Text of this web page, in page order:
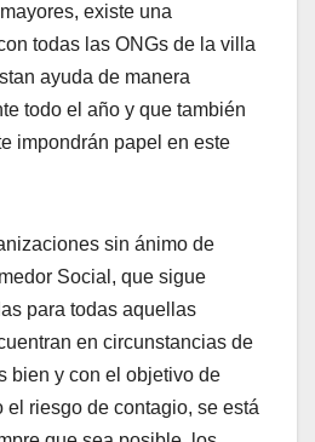
existe una
todas las ONGs de la villa
ayuda de manera
todo el año y que también
impondrán papel en este
sin ánimo de
Social, que sigue
para todas aquellas
en circunstancias de
bien y con el objetivo de
el riesgo de contagio, se está